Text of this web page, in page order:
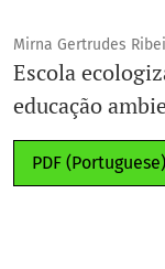
Mirna Gertrudes
Escola
educação
PDF (Portuguese)